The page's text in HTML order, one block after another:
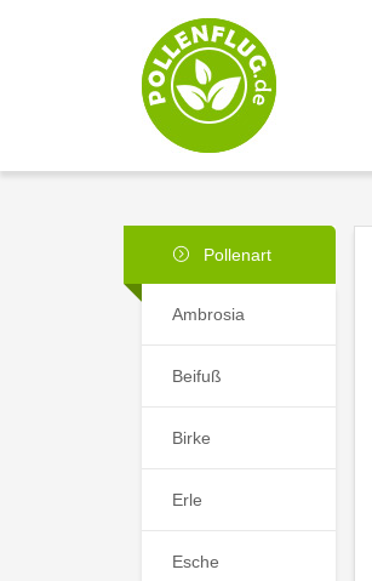
Pollenart
Ambrosia
Beifuß
Birke
Erle
Esche